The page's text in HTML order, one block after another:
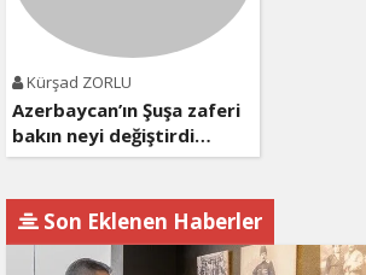
Kürşad ZORLU
Azerbaycan’ın Şuşa zaferi
bakın neyi değiştirdi…
Son Eklenen Haberler